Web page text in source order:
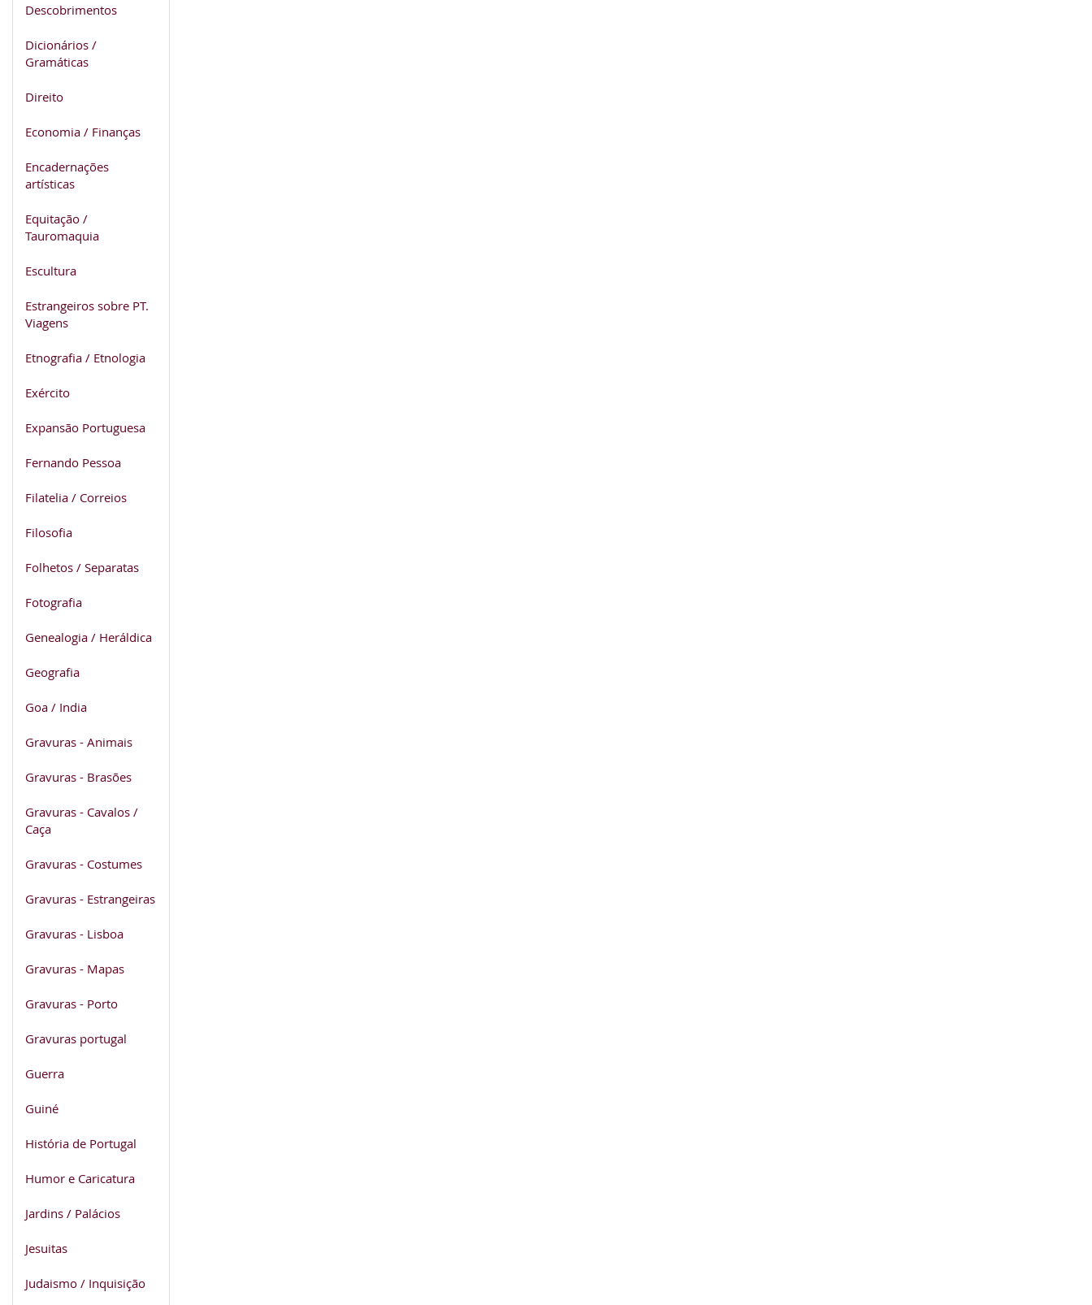
Descobrimentos
Dicionários /
Gramáticas
Direito
Economia / Finanças
Encadernações
artísticas
Equitação /
Tauromaquia
Escultura
Estrangeiros sobre PT.
Viagens
Etnografia / Etnologia
Exército
Expansão Portuguesa
Fernando Pessoa
Filatelia / Correios
Filosofia
Folhetos / Separatas
Fotografia
Genealogia / Heráldica
Geografia
Goa / India
Gravuras - Animais
Gravuras - Brasões
Gravuras - Cavalos /
Caça
Gravuras - Costumes
Gravuras - Estrangeiras
Gravuras - Lisboa
Gravuras - Mapas
Gravuras - Porto
Gravuras portugal
Guerra
Guiné
História de Portugal
Humor e Caricatura
Jardins / Palácios
Jesuitas
Judaismo / Inquisição